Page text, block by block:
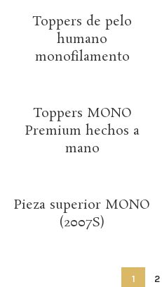
Toppers de pelo
humano
monofilamento
Toppers MONO
Premium hechos a
mano
Pieza superior MONO
(2007S)
1 2